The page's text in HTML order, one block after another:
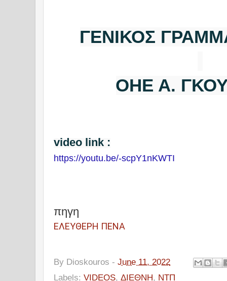
ΓΕΝΙΚΟΣ
ΟΗΕ Α.
video link :
https://youtu.be/-scpY1nKWTI
πηγη
ΕΛΕΥΘΕΡΗ ΠΕΝΑ
By Dioskouros - June 11, 2022
Labels: VIDEOS, ΔΙΕΘΝΗ, ΝΤΠ